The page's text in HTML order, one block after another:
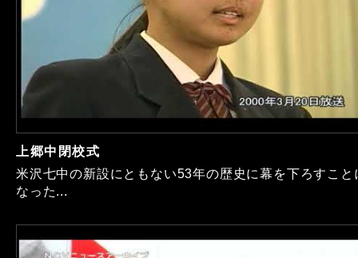
上郷中閉校式
米沢七中の新設にともない53年の歴史に幕を下ろすこと
なった...